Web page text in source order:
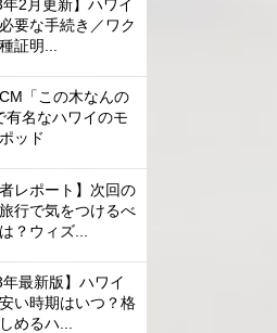
年2月更新】ハワイ
要な手続き／ワク
証明...
「この木なんの
有名なハワイのモ
ッド
者レポート】次回の
行で気をつけるべ
？ウィズ...
年最新版】ハワイ
い時期はいつ？格
めるハ...